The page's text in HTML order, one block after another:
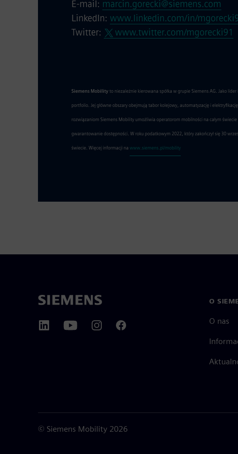
E-mail: marcin.gorecki@siemens.com
LinkedIn: www.linkedin.com/in/
Twitter:
www.twitter.com/mgorecki91
Siemens Mobilityto niezależnie kierowana spółka w grupie Siemens AG. Jako
portfolio. Jej główne obszary obejmują tabor kolejowy, automatyzację i
rozwiązaniom Siemens Mobility umożliwia operatorom mobilności na całym
gwarantowanie dostępności. W roku podatkowym 2022, który zakończył się 30
świecie. Więcej informacji nawww.siemens.pl/mobility
O
O nas
© Siemens Mobility2026